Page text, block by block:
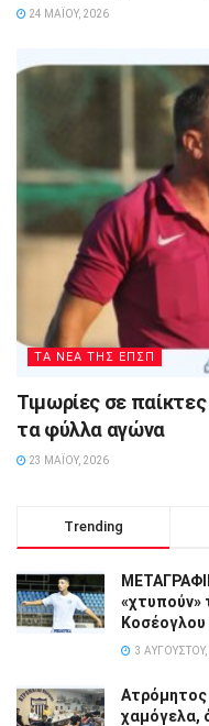
24 ΜΑΪ́ΟΥ, 2026
ΤΑ ΝΕΑ ΤΗΣ ΕΠΣΠ
Τιμωρίες σε
τα φύλλα αγώνα
23 ΜΑΪ́ΟΥ, 2026
Trending
«χτυπούν»
Κοσέογλου
3 ΑΥΓΟΎΣΤΟΥ,
Ατρόμητος
χαμόγελα,